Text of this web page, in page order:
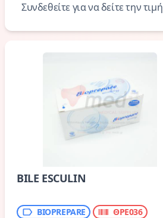
Συνδεθείτε για να δείτε την τιμή
BILE ESCULIN
BIOPREPARE ΘΡΕ036